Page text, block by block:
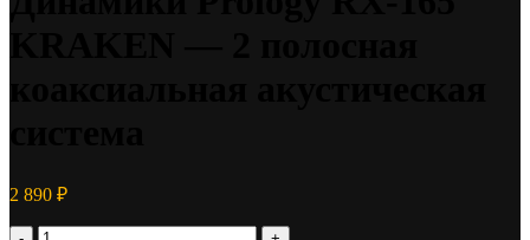
2 890 ₽
Количество